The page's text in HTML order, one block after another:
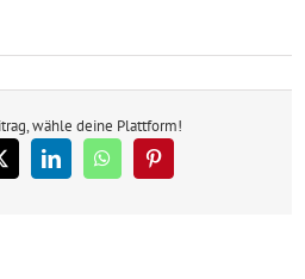
wähle deine Plattform!
LinkedInWhatsAppPinterest